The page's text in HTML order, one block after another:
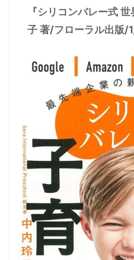
『シリコンバレー式
子 著/フローラル出版/